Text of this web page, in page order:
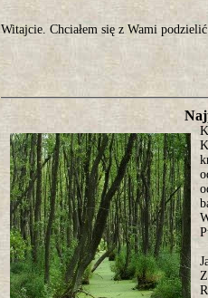
Witajcie. Chciałem się z Wami